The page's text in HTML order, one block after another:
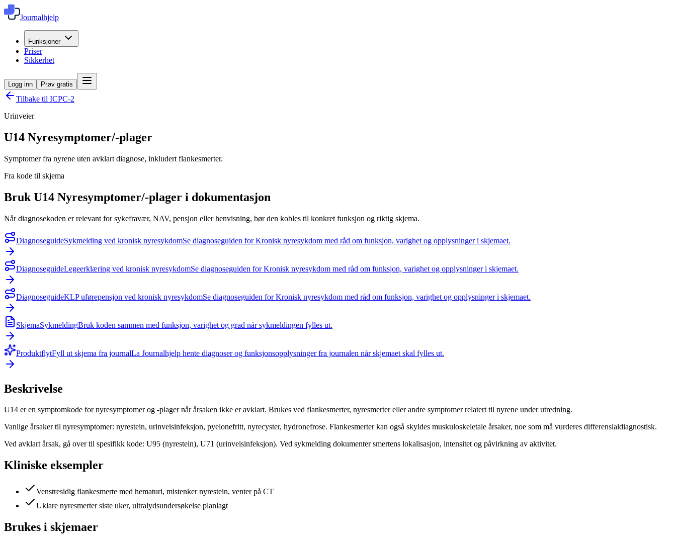
Journalhjelp
Funksjoner
Priser
Sikkerhet
Logg inn Prøv gratis
Tilbake til ICPC-2
Urinveier
U14 Nyresymptomer/-plager
Symptomer fra nyrene uten avklart diagnose, inkludert flankesmerter.
Fra kode til skjema
Bruk U14 Nyresymptomer/-plager i dokumentasjon
Når diagnosekoden er relevant for sykefravær, NAV, pensjon eller henvisning, bør den kobles til konkret funksjon og riktig skjema.
DiagnoseguideSykmelding ved kronisk nyresykdomSe diagnoseguiden for Kronisk nyresykdom med råd om funksjon, varighet og opplysninger i skjemaet.
DiagnoseguideLegeerklæring ved kronisk nyresykdomSe diagnoseguiden for Kronisk nyresykdom med råd om funksjon, varighet og opplysninger i skjemaet.
DiagnoseguideKLP uførepensjon ved kronisk nyresykdomSe diagnoseguiden for Kronisk nyresykdom med råd om funksjon, varighet og opplysninger i skjemaet.
SkjemaSykmeldingBruk koden sammen med funksjon, varighet og grad når sykmeldingen fylles ut.
ProduktflytFyll ut skjema fra journalLa Journalhjelp hente diagnoser og funksjonsopplysninger fra journalen når skjemaet skal fylles ut.
Beskrivelse
U14 er en symptomkode for nyresymptomer og -plager når årsaken ikke er avklart. Brukes ved flankesmerter, nyresmerter eller andre symptomer relatert til nyrene under utredning.
Vanlige årsaker til nyresymptomer: nyrestein, urinveisinfeksjon, pyelonefritt, nyrecyster, hydronefrose. Flankesmerter kan også skyldes muskuloskeletale årsaker, noe som må vurderes differensialdiagnostisk.
Ved avklart årsak, gå over til spesifikk kode: U95 (nyrestein), U71 (urinveisinfeksjon). Ved sykmelding dokumenter smertens lokalisasjon, intensitet og påvirkning av aktivitet.
Kliniske eksempler
Venstresidig flankesmerte med hematuri, mistenker nyrestein, venter på CT
Uklare nyresmerter siste uker, ultralydsundersøkelse planlagt
Brukes i skjemaer